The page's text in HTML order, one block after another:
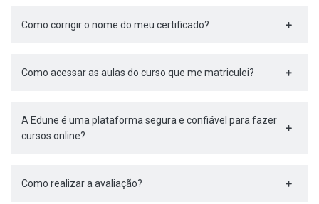
Como corrigir o nome do meu certificado?
Como acessar as aulas do curso que me matriculei?
A Edune é uma plataforma segura e confiável para fazer
cursos online?
Como realizar a avaliação?